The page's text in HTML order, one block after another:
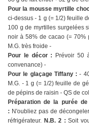
Pour la mousse myrtille
ci-dessus - 1 g (= 1/2) feuille
100 g de myrtilles surgelées
noir à 58% de cacao (=
M.G. très froide -
Pour le décor :
Prévoir 50
convenance) -
Pour le glaçage Tiffany :-
M.G. - 1 g (= 1/2) feuille de
de pépins de raisin - QS de
Préparation de la purée
: N'oubliez pas de
réfrigérateur. N.B. 2 :Soit